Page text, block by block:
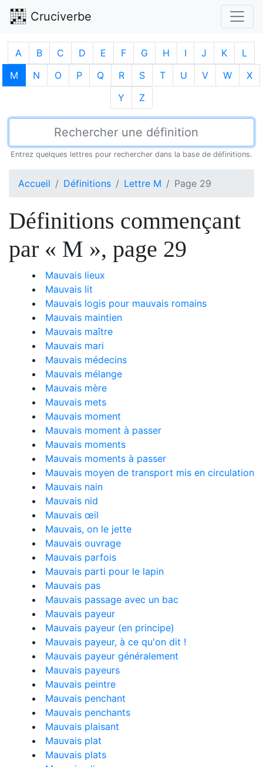
Cruciverbe
A B C D E F G H I J K
L
M
N O P Q R S T U V W
X
Y
Z
Entrez quelques lettres pour rechercher dans la base de définitions.
Accueil Définitions Lettre M Page 29
Définitions commençant
par « M », page 29
Mauvais lieux
Mauvais lit
Mauvais logis pour mauvais romains
Mauvais maintien
Mauvais maître
Mauvais mari
Mauvais médecins
Mauvais mélange
Mauvais mère
Mauvais mets
Mauvais moment
Mauvais moment à passer
Mauvais moments
Mauvais moments à passer
Mauvais moyen de transport mis en circulation
Mauvais nain
Mauvais nid
Mauvais œil
Mauvais, on le jette
Mauvais ouvrage
Mauvais parfois
Mauvais parti pour le lapin
Mauvais pas
Mauvais passage avec un bac
Mauvais payeur
Mauvais payeur (en principe)
Mauvais payeur, à ce qu'on dit !
Mauvais payeur généralement
Mauvais payeurs
Mauvais peintre
Mauvais penchant
Mauvais penchants
Mauvais plaisant
Mauvais plat
Mauvais plats